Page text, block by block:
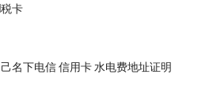
卡
名下电信 信用卡 水电费地址证明